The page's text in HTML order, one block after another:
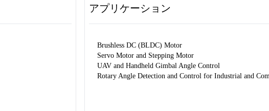
アプリケーション
Brushless DC (BLDC) Motor
Servo Motor and Stepping Motor
UAV and Handheld Gimbal Angle Control
Rotary Angle Detection and Control for Industrial and